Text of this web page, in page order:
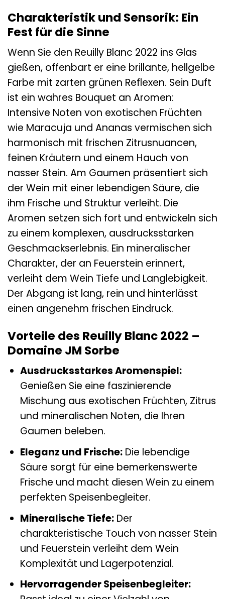
Charakteristik und Sensorik: Ein
Fest für die Sinne
Wenn Sie den Reuilly Blanc 2022 ins Glas
gießen, offenbart er eine brillante, hellgelbe
Farbe mit zarten grünen Reflexen. Sein Duft
ist ein wahres Bouquet an Aromen:
Intensive Noten von exotischen Früchten
wie Maracuja und Ananas vermischen sich
harmonisch mit frischen Zitrusnuancen,
feinen Kräutern und einem Hauch von
nasser Stein. Am Gaumen präsentiert sich
der Wein mit einer lebendigen Säure, die
ihm Frische und Struktur verleiht. Die
Aromen setzen sich fort und entwickeln sich
zu einem komplexen, ausdrucksstarken
Geschmackserlebnis. Ein mineralischer
Charakter, der an Feuerstein erinnert,
verleiht dem Wein Tiefe und Langlebigkeit.
Der Abgang ist lang, rein und hinterlässt
einen angenehm frischen Eindruck.
Vorteile des Reuilly Blanc 2022 –
Domaine JM Sorbe
Ausdrucksstarkes Aromenspiel:
Genießen Sie eine faszinierende
Mischung aus exotischen Früchten, Zitrus
und mineralischen Noten, die Ihren
Gaumen beleben.
Eleganz und Frische:Die lebendige
Säure sorgt für eine bemerkenswerte
Frische und macht diesen Wein zu einem
perfekten Speisenbegleiter.
Mineralische Tiefe:Der
charakteristische Touch von nasser Stein
und Feuerstein verleiht dem Wein
Komplexität und Lagerpotenzial.
Hervorragender Speisenbegleiter: